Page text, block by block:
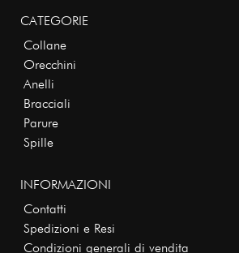
CATEGORIE
Collane
Orecchini
Anelli
Bracciali
Parure
Spille
INFORMAZIONI
Contatti
Spedizioni e Resi
Condizioni generali di vendita